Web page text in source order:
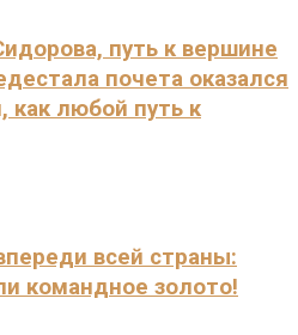
путь к вершине
почета оказался
как любой путь к
всей страны:
командное золото!